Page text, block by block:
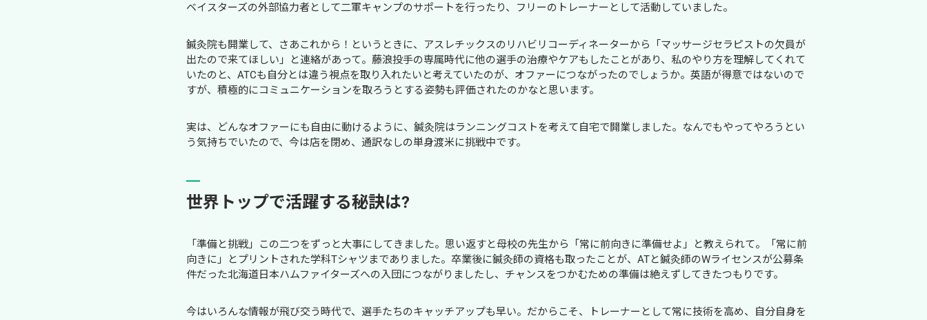
ベイスターズの外部協力者として二軍キャンプのサポートを行ったり、フリーのトレーナーとして活動していました。
鍼灸院も開業して、さあこれから！というときに、アスレチックスのリハビリコーディネーターから「マッサージセラピストの欠員が
出たので来てほしい」と連絡があって。藤浪投手の専属時代に他の選手の治療やケアもしたことがあり、私のやり方を理解してくれて
いたのと、ATCも自分とは違う視点を取り入れたいと考えていたのが、オファーにつながったのでしょうか。英語が得意ではないので
すが、積極的にコミュニケーションを取ろうとする姿勢も評価されたのかなと思います。
実は、どんなオファーにも自由に動けるように、鍼灸院はランニングコストを考えて自宅で開業しました。なんでもやってやろうとい
う気持ちでいたので、今は店を閉め、通訳なしの単身渡米に挑戦中です。
世界トップで活躍する秘訣は?
「準備と挑戦」この二つをずっと大事にしてきました。思い返すと母校の先生から「常に前向きに準備せよ」と教えられて。「常に前
向きに」とプリントされた学科Tシャツまでありました。卒業後に鍼灸師の資格も取ったことが、ATと鍼灸師のWライセンスが公募条
件だった北海道日本ハムファイターズへの入団につながりましたし、チャンスをつかむための準備は絶えずしてきたつもりです。
今はいろんな情報が飛び交う時代で、選手たちのキャッチアップも早い。だからこそ、トレーナーとして常に技術を高め、自分自身を